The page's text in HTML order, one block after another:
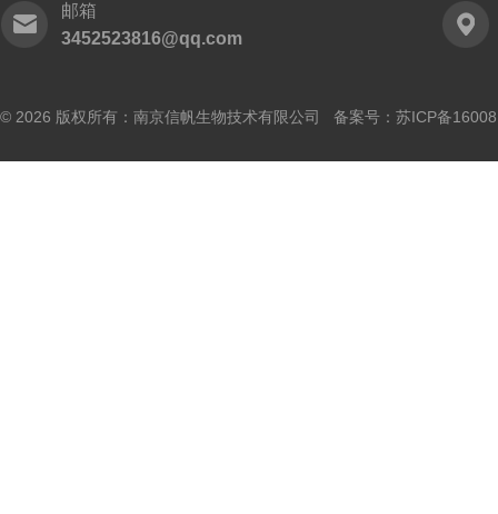
邮箱
3452523816@qq.com
© 2026 版权所有：南京信帆生物技术有限公司 备案号： 苏ICP备